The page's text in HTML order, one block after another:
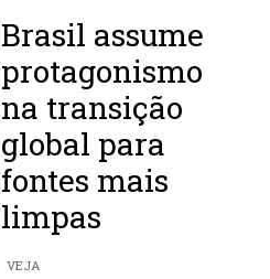
Brasil assume
protagonismo
na transição
global para
fontes mais
limpas
VEJA